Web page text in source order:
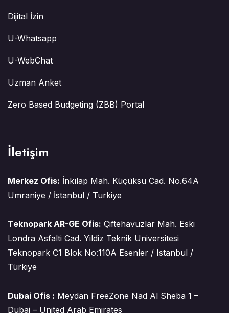
Dijital İzin
U-Whatsapp
U-WebChat
Uzman Anket
Zero Based Budgeting (ZBB) Portal
İletişim
Merkez Ofis: İnkılap Mah. Küçüksu Cad. No.64A
Ümraniye / İstanbul / Turkiye
Teknopark AR-GE Ofis: Çiftehavuzlar Mah. Eski
Londra Asfalti Cad. Yildiz Teknik Universitesi
Teknopark C1 Blok No:110A Esenler / Istanbul /
Türkiye
Dubai Ofis : Meydan FreeZone Nad Al Sheba 1 –
Dubai – United Arab Emirates